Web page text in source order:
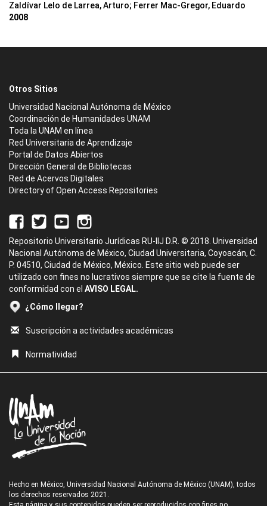
Zaldívar Lelo de Larrea, Arturo; Ferrer Mac-Gregor, Eduardo
2008
Otros Sitios
Universidad Nacional Autónoma de México
Coordinación de Humanidades UNAM
Toda la UNAM en línea
Red Universitaria de Aprendizaje
Portal de Datos Abiertos
Dirección General de Bibliotecas
Red de Acervos Digitales
Directory of Open Access Repositories
Repositorio Universitario Jurídicas RU-IIJ D.R. © 2018. Universidad
Nacional Autónoma de México, Ciudad Universitaria, Coyoacán, C.
P. 04510, Ciudad de México, México. Este sitio web puede ser
utilizado con fines no lucrativos siempre que se cite la fuente de
conformidad con el AVISO LEGAL.
¿Cómo llegar?
Suscripción a actividades académicas
Normatividad
Hecho en México, Universidad Nacional Autónoma de México (UNAM), todos
los derechos reservados 2021.